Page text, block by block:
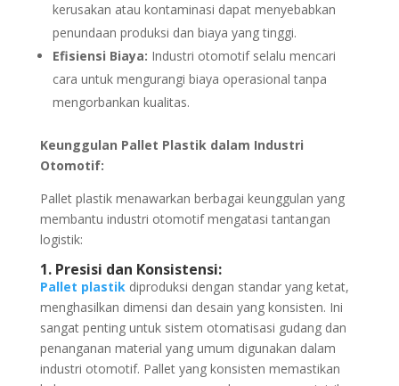
kerusakan atau kontaminasi dapat menyebabkan
penundaan produksi dan biaya yang tinggi.
Efisiensi Biaya: Industri otomotif selalu mencari
cara untuk mengurangi biaya operasional tanpa
mengorbankan kualitas.
Keunggulan Pallet Plastik dalam Industri
Otomotif:
Pallet plastik menawarkan berbagai keunggulan yang
membantu industri otomotif mengatasi tantangan
logistik:
1. Presisi dan Konsistensi:
Pallet plastikdiproduksi dengan standar yang ketat,
menghasilkan dimensi dan desain yang konsisten. Ini
sangat penting untuk sistem otomatisasi gudang dan
penanganan material yang umum digunakan dalam
industri otomotif. Pallet yang konsisten memastikan